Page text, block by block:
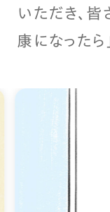
いただき、皆
康になったら